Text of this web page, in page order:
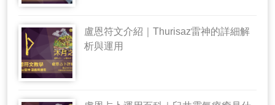
盧恩符文介紹｜Thurisaz雷神的詳細解
析與運用